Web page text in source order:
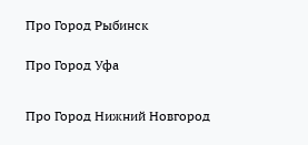
Про Город Рыбинск
Про Город Уфа
Про Город Нижний Новгород